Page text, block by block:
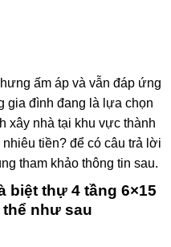
ấm áp và vẫn đáp ứng
gia đình đang là lựa chọn
xây nhà tại khu vực thành
tiền? để có câu trả lời
tham khảo thông tin sau.
biệt thự 4 tầng 6×15
như sau